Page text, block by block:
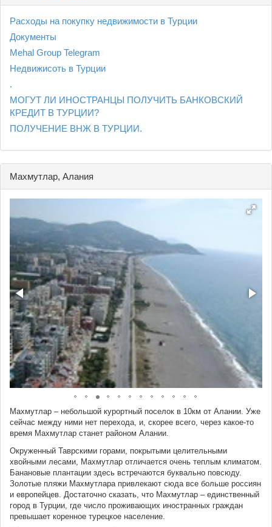
Расходы на покупку недвижимости в Турции
Документы
Mehal Group Telegram
Недвижисоть в Турции
.
МОГУТ ЛИ ИНОСТРАНЦЫ ПОЛУЧИТЬ БАНКОВСКИЙ
КРЕДИТ В ТУРЦИИ?
ПОЛУЧЕНИЕ ВНЖ В ТУРЦИИ.
Махмутлар, Алания
Махмутлар – небольшой курортный поселок в 10км от Алании. Уже
сейчас между ними нет перехода, и, скорее всего, через какое-то
время Махмутлар станет районом Алании.
Окруженный Таврскими горами, покрытыми целительными
хвойными лесами, Махмутлар отличается очень теплым климатом.
Банановые плантации здесь встречаются буквально повсюду.
Золотые пляжи Махмутлара привлекают сюда все больше россиян
и европейцев. Достаточно сказать, что Махмутлар – единственный
город в Турции, где число проживающих иностранных граждан
превышает коренное турецкое население.